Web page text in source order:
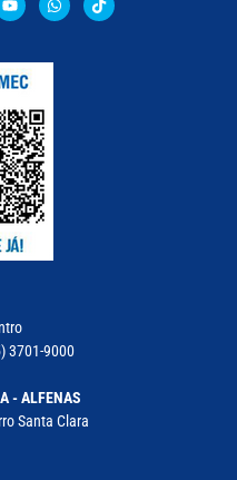
3701-9000
- ALFENAS
Santa Clara